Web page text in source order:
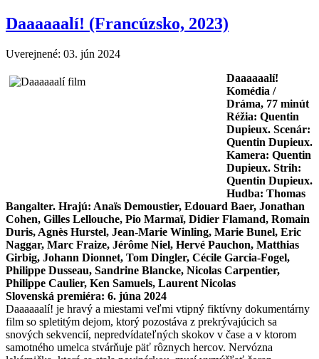
Daaaaaalí! (Francúzsko, 2023)
Uverejnené: 03. jún 2024
Daaaaaalí!
Komédia /
Dráma, 77 minút
Réžia: Quentin
Dupieux. Scenár:
Quentin Dupieux.
Kamera: Quentin
Dupieux. Strih:
Quentin Dupieux.
Hudba: Thomas
Bangalter. Hrajú: Anaïs Demoustier, Edouard Baer, Jonathan
Cohen, Gilles Lellouche, Pio Marmaï, Didier Flamand, Romain
Duris, Agnès Hurstel, Jean-Marie Winling, Marie Bunel, Eric
Naggar, Marc Fraize, Jérôme Niel, Hervé Pauchon, Matthias
Girbig, Johann Dionnet, Tom Dingler, Cécile Garcia-Fogel,
Philippe Dusseau, Sandrine Blancke, Nicolas Carpentier,
Philippe Caulier, Ken Samuels, Laurent Nicolas
Slovenská premiéra: 6. júna 2024
Daaaaaalí! je hravý a miestami veľmi vtipný fiktívny dokumentárny
film so spletitým dejom, ktorý pozostáva z prekrývajúcich sa
snových sekvencií, nepredvídateľných skokov v čase a v ktorom
samotného umelca stvárňuje päť rôznych hercov. Nervózna